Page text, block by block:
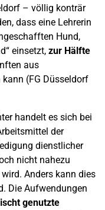
– völlig konträr
dass eine Lehrerin
Hund,
einsetzt, zur Hälfte
aus
(FG Düsseldorf
handelt es sich bei
der
dienstlicher
nicht nahezu
Anders kann dies
Die Aufwendungen
genutzte